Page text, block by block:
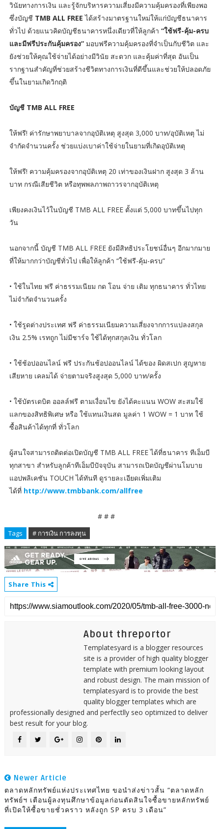
วินัยทางการเงิน และรู้จักบริหารความเสี่ยงมีความคุ้มครองที่เพียงพอ
ซึ่งบัญชี TMB ALL FREE ได้สร้างมาตรฐานใหม่ให้แก่บัญชีธนาคาร
ทั่วไป ด้วยแนวคิดบัญชีธนาคารหนึ่งเดียวที่ให้ลูกค้า “ใช้ฟรี-คุ้ม-ครบ
และมีฟรีประกันคุ้มครอง” มอบฟรีความคุ้มครองที่จำเป็นกับชีวิต และ
ยังช่วยให้คุณใช้จ่ายได้อย่างมีวินัย สะดวก และคุ้มค่าที่สุด อันเป็น
รากฐานสำคัญที่ช่วยสร้างชีวิตทางการเงินที่ดีขึ้นและช่วยให้ปลอดภัย
ขึ้นในยามเกิดวิกฤติ
บัญชี TMB ALL FREE
ให้ฟรี! ค่ารักษาพยาบาลจากอุบัติเหตุ สูงสุด 3,000 บาท/อุบัติเหตุ ไม่
จำกัดจำนวนครั้ง ช่วยแบ่งเบาค่าใช้จ่ายในยามที่เกิดอุบัติเหตุ
ให้ฟรี! ความคุ้มครองจากอุบัติเหตุ 20 เท่าของเงินฝาก สูงสุด 3 ล้าน
บาท กรณีเสียชีวิต หรือทุพพลภาพถาวรจากอุบัติเหตุ
เพียงคงเงินไว้ในบัญชี TMB ALL FREE ตั้งแต่ 5,000 บาทขึ้นไปทุก
วัน
นอกจากนี้ บัญชี TMB ALL FREE ยังมีสิทธิประโยชน์อื่นๆ อีกมากมาย
ที่ให้มากกว่าบัญชีทั่วไป เพื่อให้ลูกค้า “ใช้ฟรี-คุ้ม-ครบ”
• ใช้ในไทย ฟรี ค่าธรรมเนียม กด โอน จ่าย เติม ทุกธนาคาร ทั่วไทย
ไม่จำกัดจำนวนครั้ง
• ใช้รูดต่างประเทศ ฟรี ค่าธรรมเนียมความเสี่ยงจากการแปลงสกุล
เงิน 2.5% เรทถูก ไม่มีชาร์จ ใช้ได้ทุกสกุลเงิน ทั่วโลก
• ใช้ช้อปออนไลน์ ฟรี ประกันช้อปออนไลน์ ได้ของ ผิดสเปก สูญหาย
เสียหาย เคลมได้ จ่ายตามจริงสูงสุด 5,000 บาท/ครั้ง
• ใช้บัตรเดบิต ออลล์ฟรี ตามเงื่อนไข ยังได้คะแนน WOW สะสมใช้
แลกของสิทธิพิเศษ หรือ ใช้แทนเงินสด มูลค่า 1 WOW = 1 บาท ใช้
ซื้อสินค้าได้ทุกที่ ทั่วโลก
ผู้สนใจสามารถติดต่อเปิดบัญชี TMB ALL FREE ได้ที่ธนาคาร ทีเอ็มบี
ทุกสาขา สำหรับลูกค้าทีเอ็มบีปัจจุบัน สามารถเปิดบัญชีผ่านโมบาย
แอปพลิเคชัน TOUCH ได้ทันที ดูรายละเอียดเพิ่มเติม
ได้ที่ http://www.tmbbank.com/allfree
# # #
Tags # การเงิน การลงทุน
Share This
About threportor
Templatesyard is a blogger resources
site is a provider of high quality blogger
template with premium looking layout
and robust design. The main mission of
templatesyard is to provide the best
quality blogger templates which are
professionally designed and perfectlly seo optimized to deliver
best result for your blog.
Newer Article
ตลาดหลักทรัพย์แห่งประเทศไทย ขอนำส่งข่าวสั้น “ตลาดหลัก
ทรัพย์ฯ เตือนผู้ลงทุนศึกษาข้อมูลก่อนตัดสินใจซื้อขายหลักทรัพย์
ที่เปิดให้ซื้อขายชั่วคราว หลังถูก SP ครบ 3 เดือน”